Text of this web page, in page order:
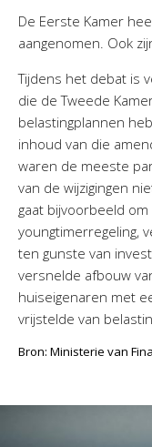
Bedrijfseconomisch
Online boekhouden
Nieuws&
Nieuwsbrief
Nieuwsoverzicht
Handige links
Downloads
Contact
De Eerste Kamer
aangenomen. Ook
Tijdens het debat is
die de Tweede
belastingplannen
inhoud van die
waren de meeste
van de wijzigingen
gaat bijvoorbeeld
youngtimerregeling,
ten gunste van
versnelde afbouw
huiseigenaren met
vrijstelde van
Bron: Ministerie van